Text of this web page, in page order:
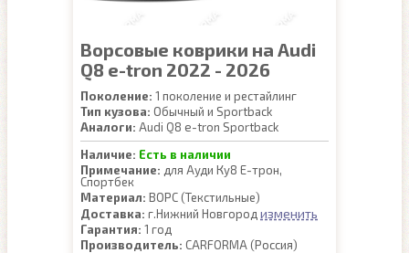
Ворсовые коврики на Audi
Q8 e-tron 2022 - 2026
Поколение: 1 поколение и рестайлинг
Тип кузова: Обычный и Sportback
Аналоги: Audi Q8 e-tron Sportback
Наличие: Есть в наличии
Примечание: для Ауди Ку8 Е-трон,
Спортбек
Материал: ВОРС (Текстильные)
Доставка: г.Нижний Новгород изменить
Гарантия: 1 год
Производитель: CARFORMA (Россия)